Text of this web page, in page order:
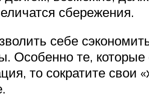
сбережения.
себе
Особенно те,
то сократите свои